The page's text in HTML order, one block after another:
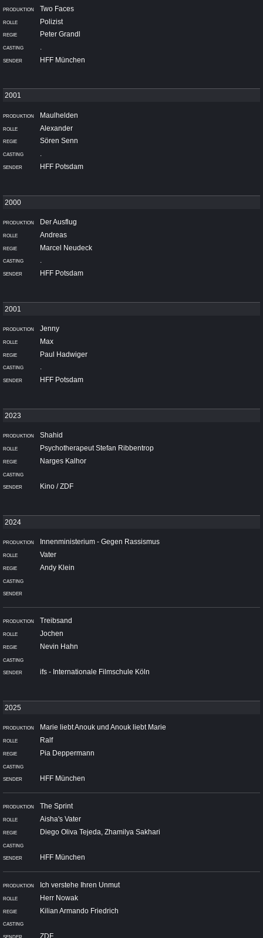
Two Faces
Polizist
Peter Grandl
.
HFF München
Maulhelden
Alexander
Sören Senn
.
HFF Potsdam
Der Ausflug
Andreas
Marcel Neudeck
.
HFF Potsdam
Jenny
Max
Paul Hadwiger
.
HFF Potsdam
Shahid
Psychotherapeut Stefan Ribbentrop
Narges Kalhor
Kino / ZDF
Innenministerium - Gegen Rassismus
Vater
Andy Klein
Treibsand
Jochen
Nevin Hahn
ifs - Internationale Filmschule Köln
Marie liebt Anouk und Anouk liebt Marie
Ralf
Pia Deppermann
HFF München
The Sprint
Aisha's Vater
Diego Oliva Tejeda, Zhamilya Sakhari
HFF München
Ich verstehe Ihren Unmut
Herr Nowak
Kilian Armando Friedrich